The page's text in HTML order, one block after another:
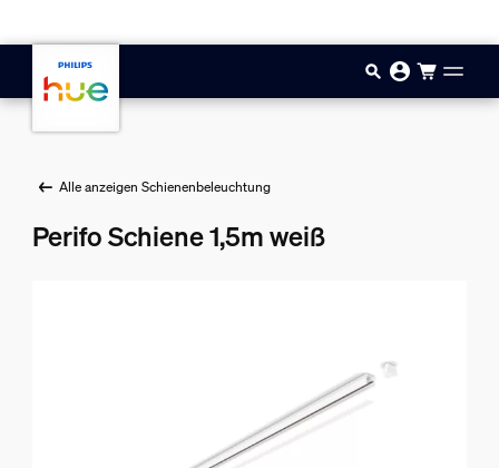
Alle anzeigen Schienenbeleuchtung
Perifo Schiene 1,5m weiß